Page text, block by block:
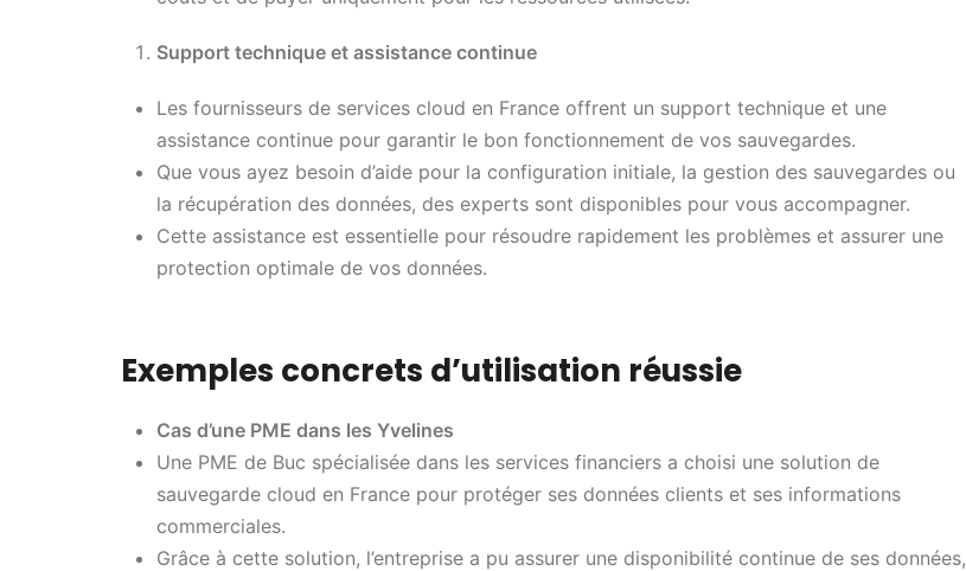
Support technique et assistance continue
Les fournisseurs de services cloud en France offrent un support technique et une
assistance continue pour garantir le bon fonctionnement de vos sauvegardes.
Que vous ayez besoin d’aide pour la configuration initiale, la gestion des sauvegardes ou
la récupération des données, des experts sont disponibles pour vous accompagner.
Cette assistance est essentielle pour résoudre rapidement les problèmes et assurer une
protection optimale de vos données.
Exemples concrets d’utilisation réussie
Cas d’une PME dans les Yvelines
Une PME de Buc spécialisée dans les services financiers a choisi une solution de
sauvegarde cloud en France pour protéger ses données clients et ses informations
commerciales.
Grâce à cette solution, l’entreprise a pu assurer une disponibilité continue de ses données,